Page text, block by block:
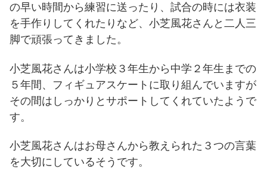
の早い時間から練習に送ったり、試合の時には衣装
を手作りしてくれたりなど、小芝風花さんと二人三
脚で頑張ってきました。
小芝風花さんは小学校３年生から中学２年生までの
５年間、フィギュアスケートに取り組んでいますが
その間はしっかりとサポートしてくれていたようで
す。
小芝風花さんはお母さんから教えられた３つの言葉
を大切にしているそうです。